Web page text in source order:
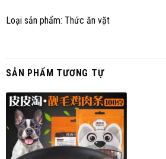
Loại sản phẩm: Thức ăn vặt
SẢN PHẨM TƯƠNG TỰ